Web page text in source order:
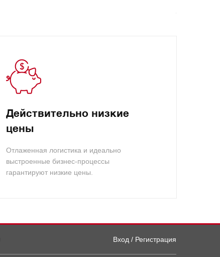
Действительно низкие
цены
Отлаженная логистика и идеально
выстроенные бизнес-процессы
гарантируют низкие цены.
Вход / Регистрация